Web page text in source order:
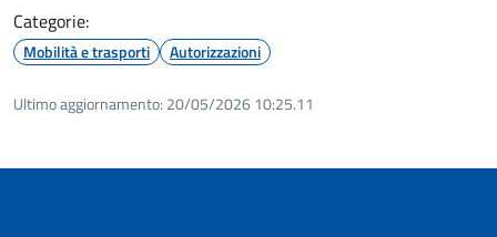
Categorie:
Mobilità e trasporti Autorizzazioni
Ultimo aggiornamento: 20/05/2026 10:25.11